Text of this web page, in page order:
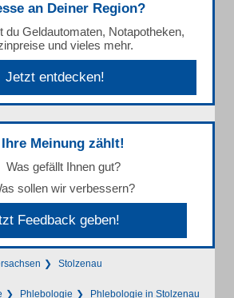
an Deiner Region?
du Geldautomaten, Notapotheken,
und vieles mehr.
Jetzt entdecken!
Ihre Meinung zählt!
Was gefällt Ihnen gut?
sollen wir verbessern?
Feedback geben!
Stolzenau
Phlebologie Phlebologie in Stolzenau